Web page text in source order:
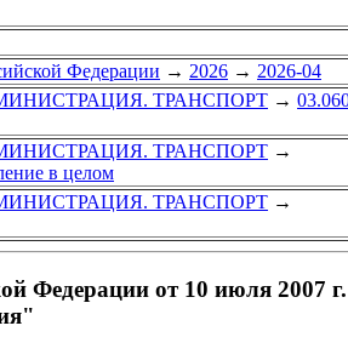
Федерации → 2026 → 2026-04
ТРАНСПОРТ →
ТРАНСПОРТ →
в целом
ТРАНСПОРТ →
Федерации от 10 июля 2007